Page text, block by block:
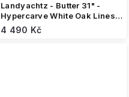
Landyachtz - Butter 31" -
Hypercarve White Oak Lines -
surfskate
4 490 Kč